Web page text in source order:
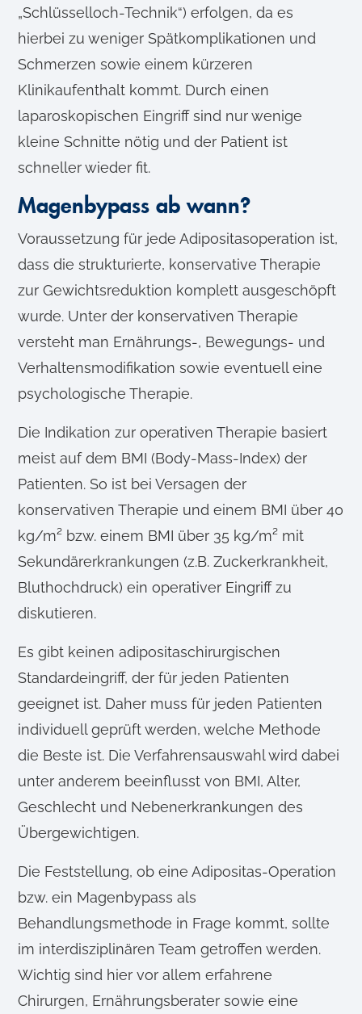
„Schlüsselloch-Technik“) erfolgen, da es
hierbei zu weniger Spätkomplikationen und
Schmerzen sowie einem kürzeren
Klinikaufenthalt kommt. Durch einen
laparoskopischen Eingriff sind nur wenige
kleine Schnitte nötig und der Patient ist
schneller wieder fit.
Magenbypass ab wann?
Voraussetzung für jede Adipositasoperation ist,
dass die strukturierte, konservative Therapie
zur Gewichtsreduktion komplett ausgeschöpft
wurde. Unter der konservativen Therapie
versteht man Ernährungs-, Bewegungs- und
Verhaltensmodifikation sowie eventuell eine
psychologische Therapie.
Die Indikation zur operativen Therapie basiert
meist auf dem BMI (Body-Mass-Index) der
Patienten. So ist bei Versagen der
konservativen Therapie und einem BMI über 40
kg/m² bzw. einem BMI über 35 kg/m² mit
Sekundärerkrankungen (z.B. Zuckerkrankheit,
Bluthochdruck) ein operativer Eingriff zu
diskutieren.
Es gibt keinen adipositaschirurgischen
Standardeingriff, der für jeden Patienten
geeignet ist. Daher muss für jeden Patienten
individuell geprüft werden, welche Methode
die Beste ist. Die Verfahrensauswahl wird dabei
unter anderem beeinflusst von BMI, Alter,
Geschlecht und Nebenerkrankungen des
Übergewichtigen.
Die Feststellung, ob eine Adipositas-Operation
bzw. ein Magenbypass als
Behandlungsmethode in Frage kommt, sollte
im interdisziplinären Team getroffen werden.
Wichtig sind hier vor allem erfahrene
Chirurgen, Ernährungsberater sowie eine